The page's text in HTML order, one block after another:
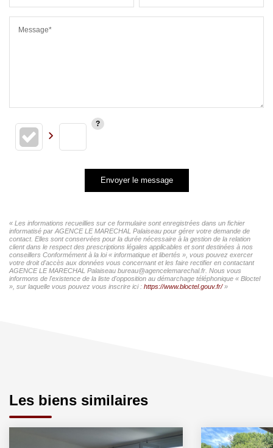
Message*
Envoyer le message
« Les informations recueillies sur ce formulaire sont enregistrées dans un fichier
informatisé par AGENCE LE MARECHAL Palaiseau pour gérer votre demande de
contact. Elles sont conservées pour la durée nécessaire à la gestion de la relation
client dans le respect des prescriptions légales applicables et sont destinées à nos
conseillers Conformément à la loi « informatique et libertés », vous pouvez exercer
votre droit d'accès aux données vous concernant et les faire rectifier en contactant
AGENCE LE MARECHAL Palaiseau bureau@agencelemarechal.fr. Nous vous
informons de l'existence de la liste d'opposition au démarchage téléphonique « Bloctel
», sur laquelle vous pouvez vous inscrire ici : https://www.bloctel.gouv.fr/»
Les biens similaires